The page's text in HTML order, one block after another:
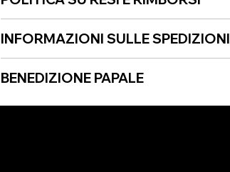
INFORMAZIONI SULLE SPEDIZIONI
BENEDIZIONE PAPALE